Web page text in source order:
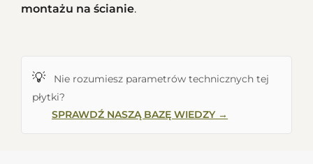
montażu na ścianie.
💡
Nie rozumiesz parametrów technicznych tej
płytki?
SPRAWDŹ NASZĄ BAZĘ WIEDZY →